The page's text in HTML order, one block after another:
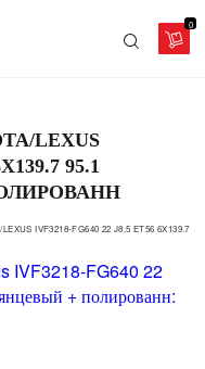
0
LEXUS
95.1
IVF3218-FG640 22 J8.5 ET56 6X139.7